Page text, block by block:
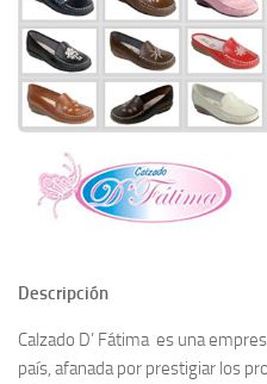
Descripción
Calzado D’ Fátima es una
país, afanada por prestigiar los